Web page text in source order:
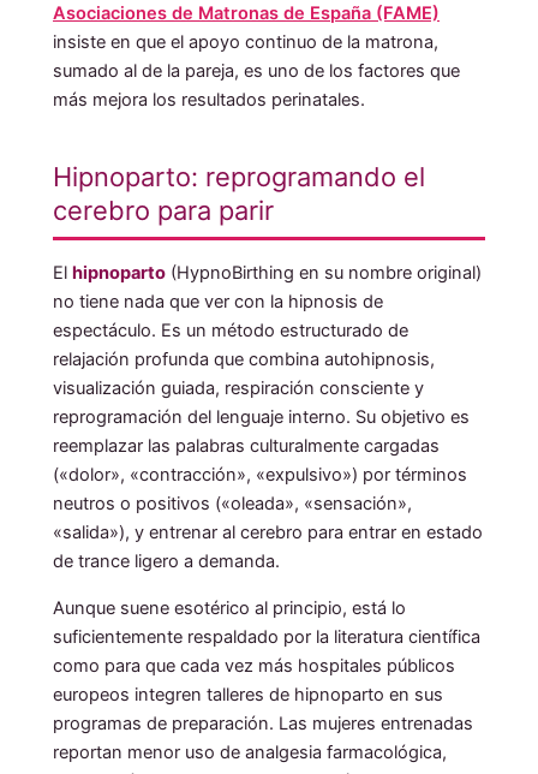
Asociaciones de Matronas de España (FAME)
insiste en que el apoyo continuo de la matrona,
sumado al de la pareja, es uno de los factores que
más mejora los resultados perinatales.
Hipnoparto: reprogramando el
cerebro para parir
El hipnoparto (HypnoBirthing en su nombre original)
no tiene nada que ver con la hipnosis de
espectáculo. Es un método estructurado de
relajación profunda que combina autohipnosis,
visualización guiada, respiración consciente y
reprogramación del lenguaje interno. Su objetivo es
reemplazar las palabras culturalmente cargadas
(«dolor», «contracción», «expulsivo») por términos
neutros o positivos («oleada», «sensación»,
«salida»), y entrenar al cerebro para entrar en estado
de trance ligero a demanda.
Aunque suene esotérico al principio, está lo
suficientemente respaldado por la literatura científica
como para que cada vez más hospitales públicos
europeos integren talleres de hipnoparto en sus
programas de preparación. Las mujeres entrenadas
reportan menor uso de analgesia farmacológica,